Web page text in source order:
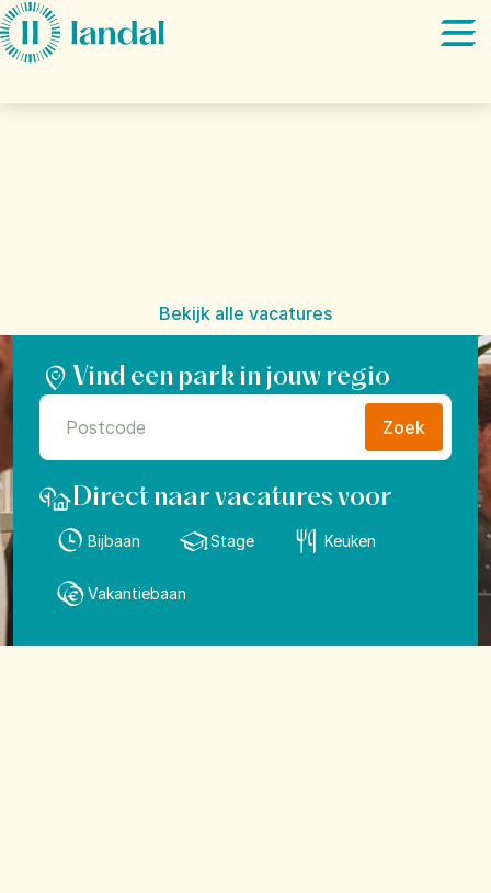
Bekijk alle vacatures
Vind een park in jouw regio
Zoek
Direct naar vacatures voor
Bijbaan Stage Keuken
Vakantiebaan